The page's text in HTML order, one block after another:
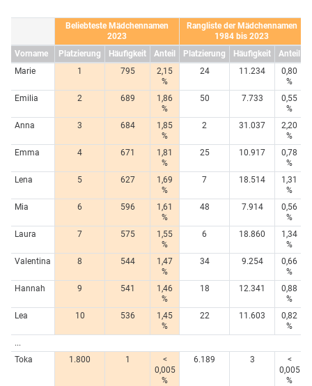
Beliebteste Mädchennamen
2023
Rangliste der Mädchennamen
1984 bis 2023
Vorname
Platzierung Häufigkeit Anteil Platzierung Häufigkeit
Anteil
Marie
1 795
2,15
%
24 11.234
0,80
%
Emilia
2 689
1,86
%
50 7.733
0,55
%
Anna
3 684
1,85
%
2 31.037
2,20
%
Emma
4 671
1,81
%
25 10.917
0,78
%
Lena
5 627
1,69
%
7 18.514
1,31
%
Mia
6 596
1,61
%
48 7.914
0,56
%
Laura
7 575
1,55
%
6 18.860
1,34
%
Valentina
8 544
1,47
%
34 9.254
0,66
%
Hannah
9 541
1,46
%
18 12.341
0,88
%
Lea
10 536
1,45
%
22 11.603
0,82
%
...
Toka
1.800 1
<
0,005
%
6.189 3
<
0,005
%